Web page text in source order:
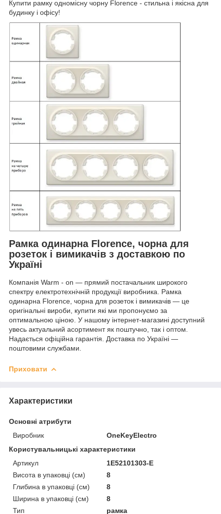
Купити рамку одномісну чорну Florence - стильна і якісна для
будинку і офісу!
Рамка одинарна Florence, чорна для
розеток і вимикачів з доставкою по
Україні
Компанія Warm - on — прямий постачальник широкого
спектру електротехнічній продукції виробника. Рамка
одинарна Florence, чорна для розеток і вимикачів — це
оригінальні вироби, купити які ми пропонуємо за
оптимальною ціною. У нашому інтернет-магазині доступний
увесь актуальний асортимент як поштучно, так і оптом.
Надається офіційна гарантія. Доставка по Україні —
поштовими службами.
Приховати
Характеристики
Основні атрибути
Виробник
OneKeyElectro
Користувальницькі характеристики
Артикул
1Е52101303-Е
Висота в упаковці (см)
8
Глибина в упаковці (см)
8
Ширина в упаковці (см)
8
Тип
рамка